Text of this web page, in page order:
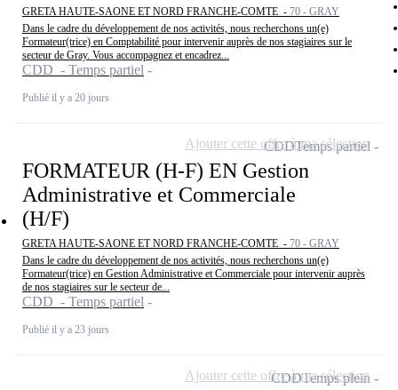
GRETA HAUTE-SAONE ET NORD FRANCHE-COMTE - 70 - GRAY
Dans le cadre du développement de nos activités, nous recherchons un(e)
Formateur(trice) en Comptabilité pour intervenir auprès de nos stagiaires sur le
secteur de Gray. Vous accompagnez et encadrez...
CDD - Temps partiel
Publié il y a 20 jours
FORMATEUR (H-F) EN Gestion
Administrative et Commerciale
(H/F)
GRETA HAUTE-SAONE ET NORD FRANCHE-COMTE - 70 - GRAY
Dans le cadre du développement de nos activités, nous recherchons un(e)
Formateur(trice) en Gestion Administrative et Commerciale pour intervenir auprès
de nos stagiaires sur le secteur de...
CDD - Temps partiel
Publié il y a 23 jours
CDDTemps partiel
Ajouter cette offre à ma sélection
CDDTemps plein
Ajouter cette offre à ma sélection